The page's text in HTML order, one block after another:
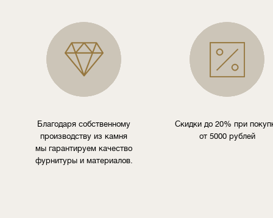
Благодаря собственному
производству из камня
мы гарантируем качество
фурнитуры и материалов.
Скидки до 20% при
от 5000 рублей